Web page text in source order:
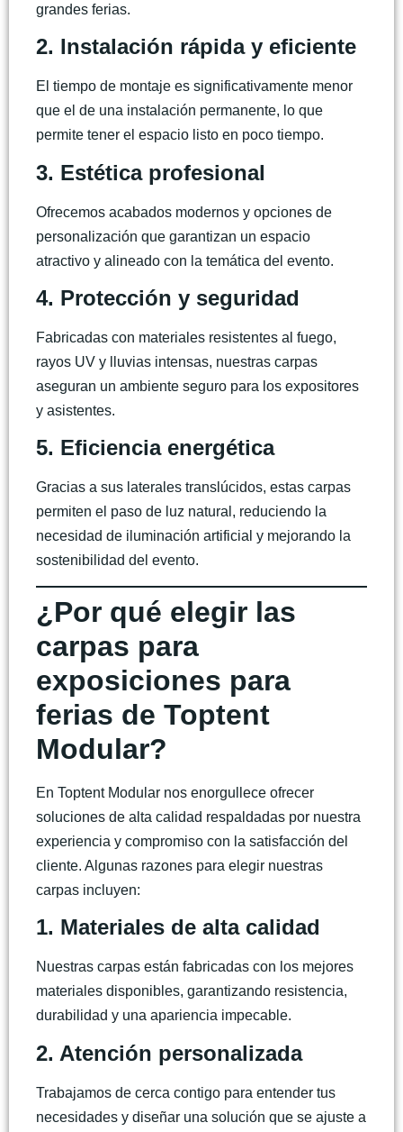
grandes ferias.
2. Instalación rápida y eficiente
El tiempo de montaje es significativamente menor
que el de una instalación permanente, lo que
permite tener el espacio listo en poco tiempo.
3. Estética profesional
Ofrecemos acabados modernos y opciones de
personalización que garantizan un espacio
atractivo y alineado con la temática del evento.
4. Protección y seguridad
Fabricadas con materiales resistentes al fuego,
rayos UV y lluvias intensas, nuestras carpas
aseguran un ambiente seguro para los expositores
y asistentes.
5. Eficiencia energética
Gracias a sus laterales translúcidos, estas carpas
permiten el paso de luz natural, reduciendo la
necesidad de iluminación artificial y mejorando la
sostenibilidad del evento.
¿Por qué elegir las
carpas para
exposiciones para
ferias de Toptent
Modular?
En Toptent Modular nos enorgullece ofrecer
soluciones de alta calidad respaldadas por nuestra
experiencia y compromiso con la satisfacción del
cliente. Algunas razones para elegir nuestras
carpas incluyen:
1. Materiales de alta calidad
Nuestras carpas están fabricadas con los mejores
materiales disponibles, garantizando resistencia,
durabilidad y una apariencia impecable.
2. Atención personalizada
Trabajamos de cerca contigo para entender tus
necesidades y diseñar una solución que se ajuste a